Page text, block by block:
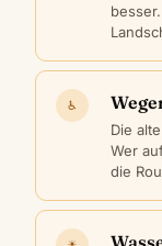
♿
Die
Wer
die